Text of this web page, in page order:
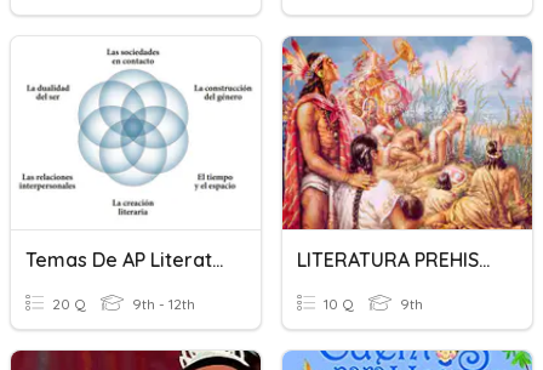
Temas De AP Literatura
20 Q 9th - 12th
LITERATURA PREHISPÁNICA GRADO 9°
10 Q 9th